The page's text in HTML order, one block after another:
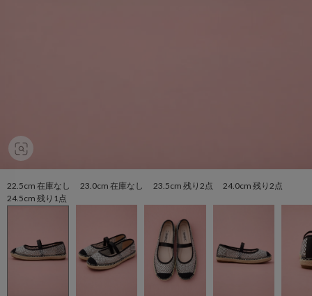
22.5cm 在庫なし 23.0cm 在庫なし 23.5cm 残り2点 24.0cm 残り2点
24.5cm 残り1点